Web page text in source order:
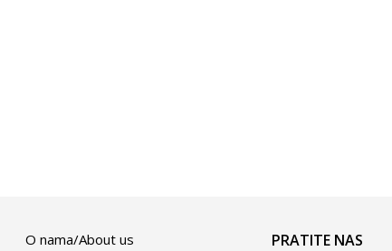
O nama/About us
PRATITE NAS